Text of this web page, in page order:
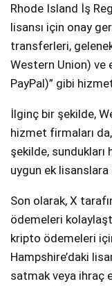
Rhode Island İş
lisansı için onay
transferleri,
Western Union)
PayPal)” gibi
İlginç bir şekilde,
hizmet firmaları
şekilde, sundukları
uygun ek lisanslara
Son olarak, X
ödemeleri
kripto ödemeleri
Hampshire’daki
satmak veya ihraç